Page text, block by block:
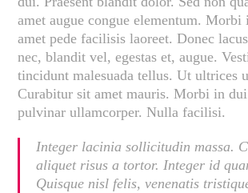
amet augue congue elementum.
amet pede facilisis laoreet. Donec
nec, blandit vel, egestas et, augue.
tincidunt malesuada tellus. Ut ultrices
Curabitur sit amet mauris. Morbi in
pulvinar ullamcorper. Nulla facilisi.
Integer lacinia sollicitudin massa.
aliquet risus a tortor. Integer id
Quisque nisl felis, venenatis